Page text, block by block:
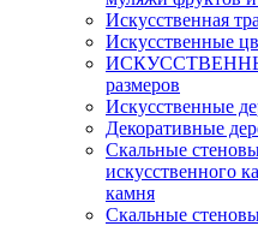
Искусственная
Искусственные
размеров
Искусственные
Декоративные
Скальные
искусственного
камня
Скальные